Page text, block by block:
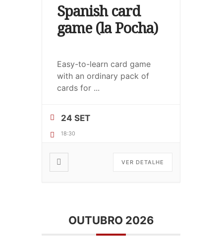
Spanish card
game (la Pocha)
Easy-to-learn card game
with an ordinary pack of
cards for ...
24 SET
18:30
VER DETALHE
OUTUBRO 2026